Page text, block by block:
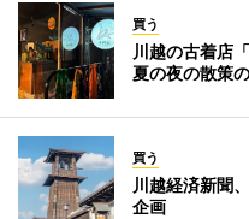
買う
川越の古着店
夏の夜の散策
買う
川越経済新聞
企画